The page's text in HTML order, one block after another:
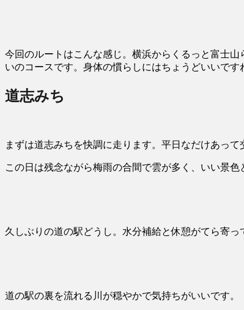
今回のルートはこんな感じ。横浜からくるっと富士
いのコースです。身体の慣らしにはちょうどいいです
道志みち
まずは道志みちを快調に走ります。平日なだけあっ
この日は残念ながら梅雨の合間で雲が多く、いい景
久しぶりの道の駅どうし。水分補給と休憩がてら寄
道の駅の裏を流れる川が穏やかで気持ちがいいです。